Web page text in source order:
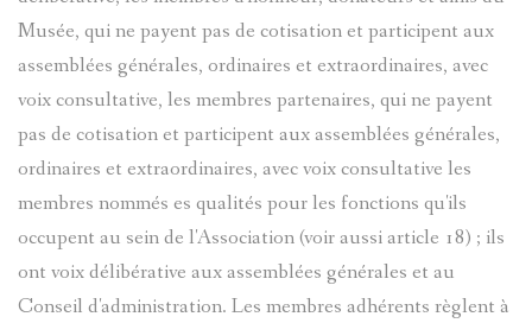
Musée, qui ne payent pas de cotisation et participent aux
assemblées générales, ordinaires et extraordinaires, avec
voix consultative, les membres partenaires, qui ne payent
pas de cotisation et participent aux assemblées générales,
ordinaires et extraordinaires, avec voix consultative les
membres nommés es qualités pour les fonctions qu'ils
occupent au sein de l'Association (voir aussi article 18) ; ils
ont voix délibérative aux assemblées générales et au
Conseil d'administration. Les membres adhérents règlent à